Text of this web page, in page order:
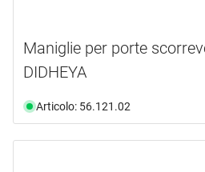
Maniglie per porte
DIDHEYA
Articolo: 56.121.02